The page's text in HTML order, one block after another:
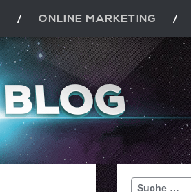
ONLINE MARKETING
Suche